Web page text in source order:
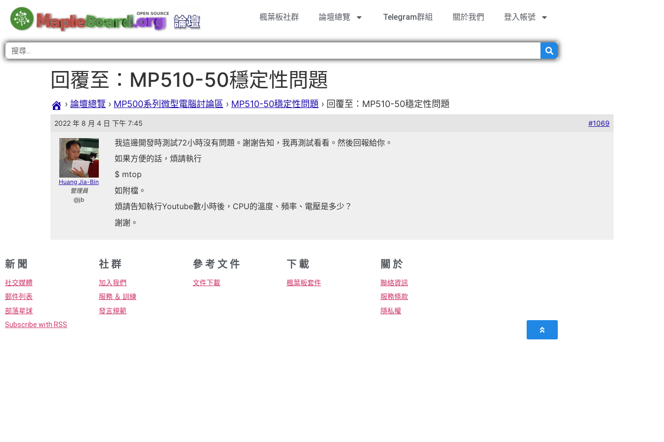
楓葉板社群 論壇總覽 Telegram群組 關於我們 登入帳號
回覆至：MP510-50穩定性問題
› 論壇總覽 › MP500系列微型電腦討論區 › MP510-50穩定性問題 › 回覆至：MP510-50穩定性問題
2022 年 8 月 4 日 下午 7:45 #1069
Huang Jia-Bin
管理員
@jb
我這邊開發時測試72小時沒有問題。謝謝告知，我再測試看看。然後回報給你。
如果方便的話，煩請執行
$ mtop
如附檔。
煩請告知執行Youtube數小時後，CPU的溫度、頻率、電壓是多少？
謝謝。
新 聞
社交媒體
郵件列表
部落星球
Subscribe with RSS
社 群
加入我們
服務 ＆ 訓練
發言規範
參 考 文 件
文件下載
下 載
楓葉板套件
關 於
聯絡資訊
服務條款
隱私權